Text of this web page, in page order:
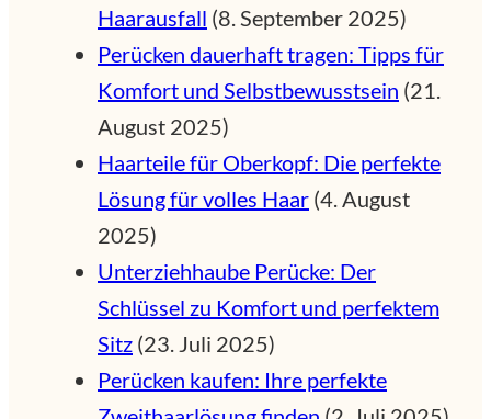
Haarausfall (8. September 2025)
Perücken dauerhaft tragen: Tipps für
Komfort und Selbstbewusstsein (21.
August 2025)
Haarteile für Oberkopf: Die perfekte
Lösung für volles Haar (4. August
2025)
Unterziehhaube Perücke: Der
Schlüssel zu Komfort und perfektem
Sitz (23. Juli 2025)
Perücken kaufen: Ihre perfekte